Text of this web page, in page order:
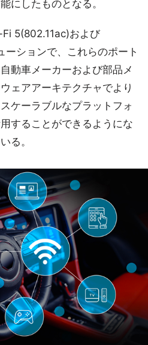
にしたものとなる。
5(802.11ac)および
ションで、これらのポート
動車メーカーおよび部品メ
ェアアーキテクチャでより
ケーラブルなプラットフォ
することができるようにな
る。